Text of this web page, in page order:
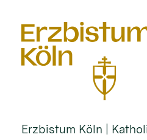
Erzbistum Köln |